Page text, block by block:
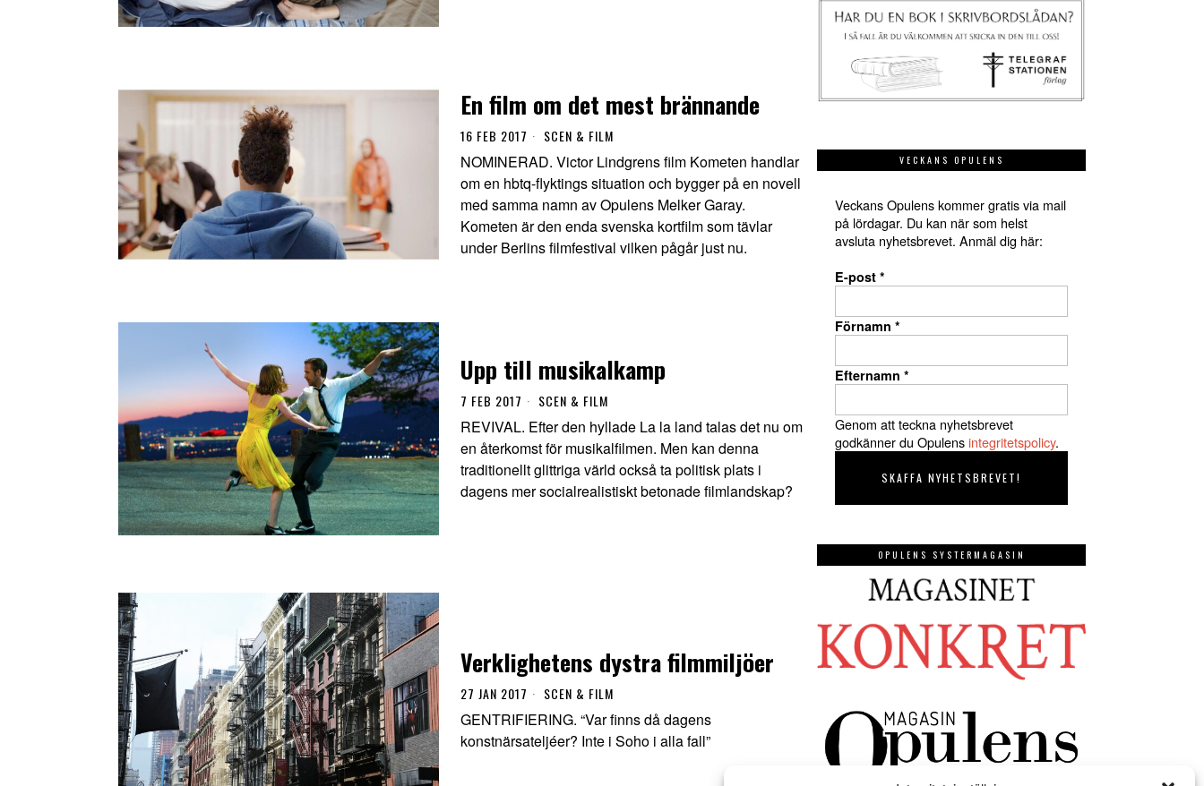
En film om det mest brännande
16 FEB 2017 SCEN & FILM
NOMINERAD. Victor Lindgrens film Kometen handlar
om en hbtq-flyktings situation och bygger på en novell
med samma namn av Opulens Melker Garay.
Kometen är den enda svenska kortfilm som tävlar
under Berlins filmfestival vilken pågår just nu.
Upp till musikalkamp
7 FEB 2017 SCEN & FILM
REVIVAL. Efter den hyllade La la land talas det nu om
en återkomst för musikalfilmen. Men kan denna
traditionellt glittriga värld också ta politisk plats i
dagens mer socialrealistiskt betonade filmlandskap?
Verklighetens dystra filmmiljöer
27 JAN 2017 SCEN & FILM
GENTRIFIERING. “Var finns då dagens
konstnärsateljéer? Inte i Soho i alla fall”
VECKANS OPULENS
Veckans Opulens kommer gratis via mail
på lördagar. Du kan när som helst
avsluta nyhetsbrevet. Anmäl dig här:
E-post *
Förnamn *
Efternamn *
Genom att teckna nyhetsbrevet
godkänner du Opulensintegritetspolicy.
OPULENS SYSTERMAGASIN